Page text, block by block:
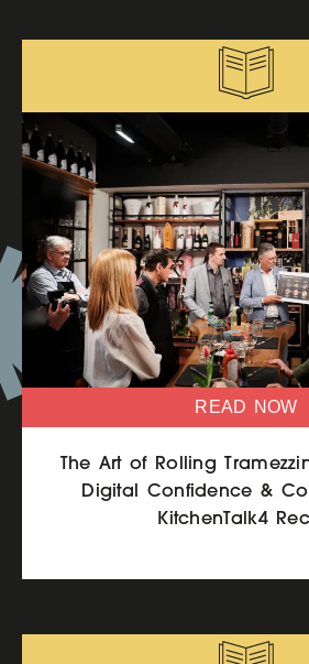
READ NOW
The Art of Rolling
Digital Confidence &
KitchenTalk4